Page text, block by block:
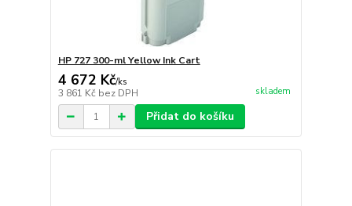
HP 727 300-ml Yellow Ink Cart
4 672 Kč/ks
3 861 Kč bez DPH skladem
Přidat do košíku